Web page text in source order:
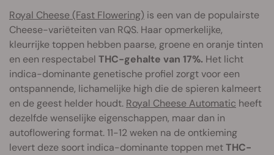
Royal Cheese (Fast Flowering) is een van de populairste
Cheese-variëteiten van RQS. Haar opmerkelijke,
kleurrijke toppen hebben paarse, groene en oranje tinten
en een respectabel THC-gehalte van 17%. Het licht
indica-dominante genetische profiel zorgt voor een
ontspannende, lichamelijke high die de spieren kalmeert
en de geest helder houdt. Royal Cheese Automatic heeft
dezelfde wenselijke eigenschappen, maar dan in
autoflowering format. 11-12 weken na de ontkieming
levert deze soort indica-dominante toppen metTHC-